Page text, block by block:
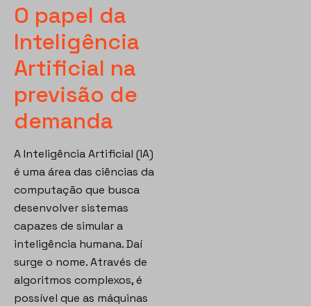
O papel da
Inteligência
Artificial na
previsão de
demanda
A Inteligência Artificial (IA)
é uma área das ciências da
computação que busca
desenvolver sistemas
capazes de simular a
inteligência humana. Daí
surge o nome. Através de
algoritmos complexos, é
possível que as máquinas